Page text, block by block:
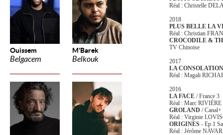
Ouissem
Belgacem
M'Barek
Belkouk
Réal : Christelle
2018
PLUS BELLE LA
Réal : Christian
CROCODILE &
TV Chinoise
2017
LA CONSOLATION
Réal : Magali
2016
LA FACE / France 3
Réal : Marc RIVIÈRE
GROLAND / Canal+
Réal : Virginie
ORIGINES - Ep.1
Réal : Jérôme